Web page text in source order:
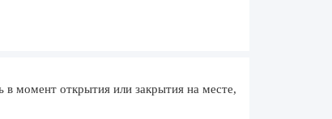
момент открытия или закрытия на месте,